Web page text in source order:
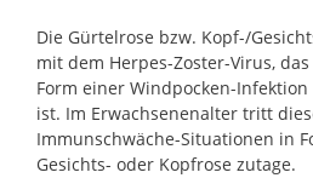
Die Gürtelrose bzw. Kopf-/
mit dem Herpes-Zoster-Virus,
Form einer Windpocken-
ist. Im Erwachsenenalter tritt
Immunschwäche-Situationen in
Gesichts- oder Kopfrose zutage.